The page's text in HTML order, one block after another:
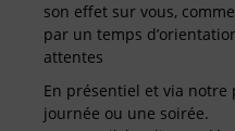
son effet sur vous,
par un temps
attentes
En présentiel et via notre
journée ou une soirée.